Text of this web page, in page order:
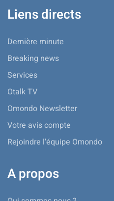
Liens directs
Dernière minute
Breaking news
Services
Otalk TV
Omondo Newsletter
Votre avis compte
Rejoindre l'équipe Omondo
A propos